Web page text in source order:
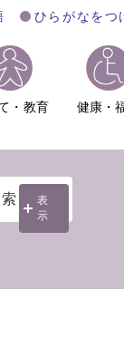
ひらがなをつ
・教育 健康・
表
示